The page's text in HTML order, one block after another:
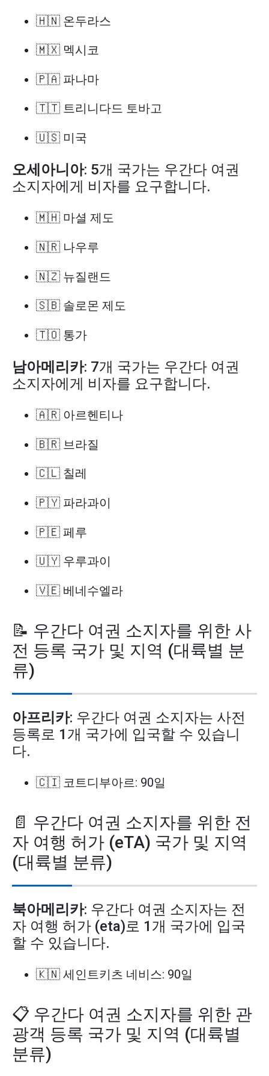
🇭🇳 온두라스
🇲🇽 멕시코
🇵🇦 파나마
🇹🇹 트리니다드 토바고
🇺🇸 미국
오세아니아: 5개 국가는 우간다 여권
소지자에게 비자를 요구합니다.
🇲🇭 마셜 제도
🇳🇷 나우루
🇳🇿 뉴질랜드
🇸🇧 솔로몬 제도
🇹🇴 통가
남아메리카: 7개 국가는 우간다 여권
소지자에게 비자를 요구합니다.
🇦🇷 아르헨티나
🇧🇷 브라질
🇨🇱 칠레
🇵🇾 파라과이
🇵🇪 페루
🇺🇾 우루과이
🇻🇪 베네수엘라
📝 우간다 여권 소지자를 위한 사
전 등록 국가 및 지역 (대륙별 분
류)
아프리카: 우간다 여권 소지자는 사전
등록로 1개 국가에 입국할 수 있습니
다.
🇨🇮 코트디부아르: 90일
📄 우간다 여권 소지자를 위한 전
자 여행 허가 (eTA) 국가 및 지역
(대륙별 분류)
북아메리카: 우간다 여권 소지자는 전
자 여행 허가 (eta)로 1개 국가에 입국
할 수 있습니다.
🇰🇳 세인트키츠 네비스: 90일
📋 우간다 여권 소지자를 위한 관
광객 등록 국가 및 지역 (대륙별
분류)